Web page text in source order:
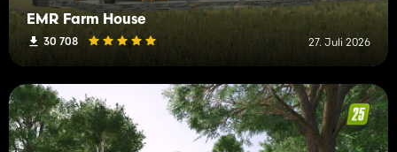
EMR Farm House
30 708 27. Juli 2026